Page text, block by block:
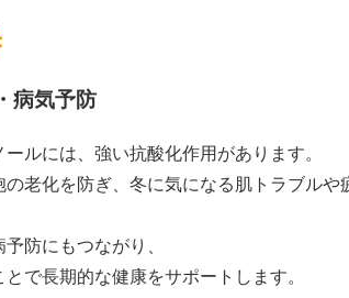
病気予防
ルには、強い抗酸化作用があります。
老化を防ぎ、冬に気になる肌トラブルや
防にもつながり、
で長期的な健康をサポートします。